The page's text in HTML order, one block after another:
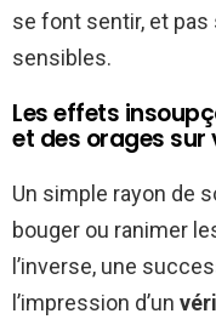
se font sentir, et
sensibles.
Les effets
et des orages
Un simple rayon de
bouger ou ranimer
l’inverse, une
l’impression d’un